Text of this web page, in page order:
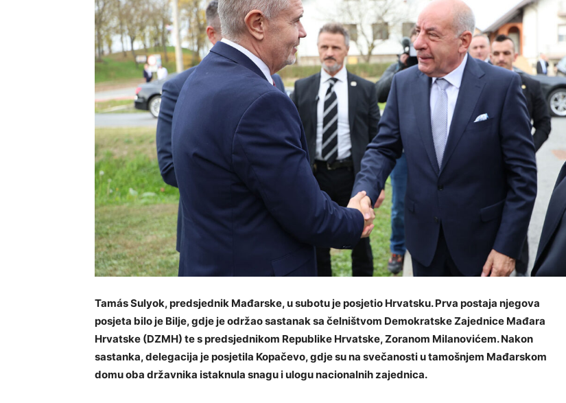
Tamás Sulyok, predsjednik Mađarske, u subotu je posjetio Hrvatsku. Prva postaja njegova
posjeta bilo je Bilje, gdje je održao sastanak sa čelništvom Demokratske Zajednice Mađara
Hrvatske (DZMH) te s predsjednikom Republike Hrvatske, Zoranom Milanovićem. Nakon
sastanka, delegacija je posjetila Kopačevo, gdje su na svečanosti u tamošnjem Mađarskom
domu oba državnika istaknula snagu i ulogu nacionalnih zajednica.